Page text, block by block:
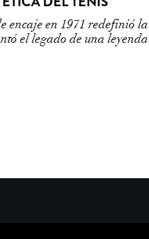
encaje en 1971 redefinió la
el legado de una leyenda